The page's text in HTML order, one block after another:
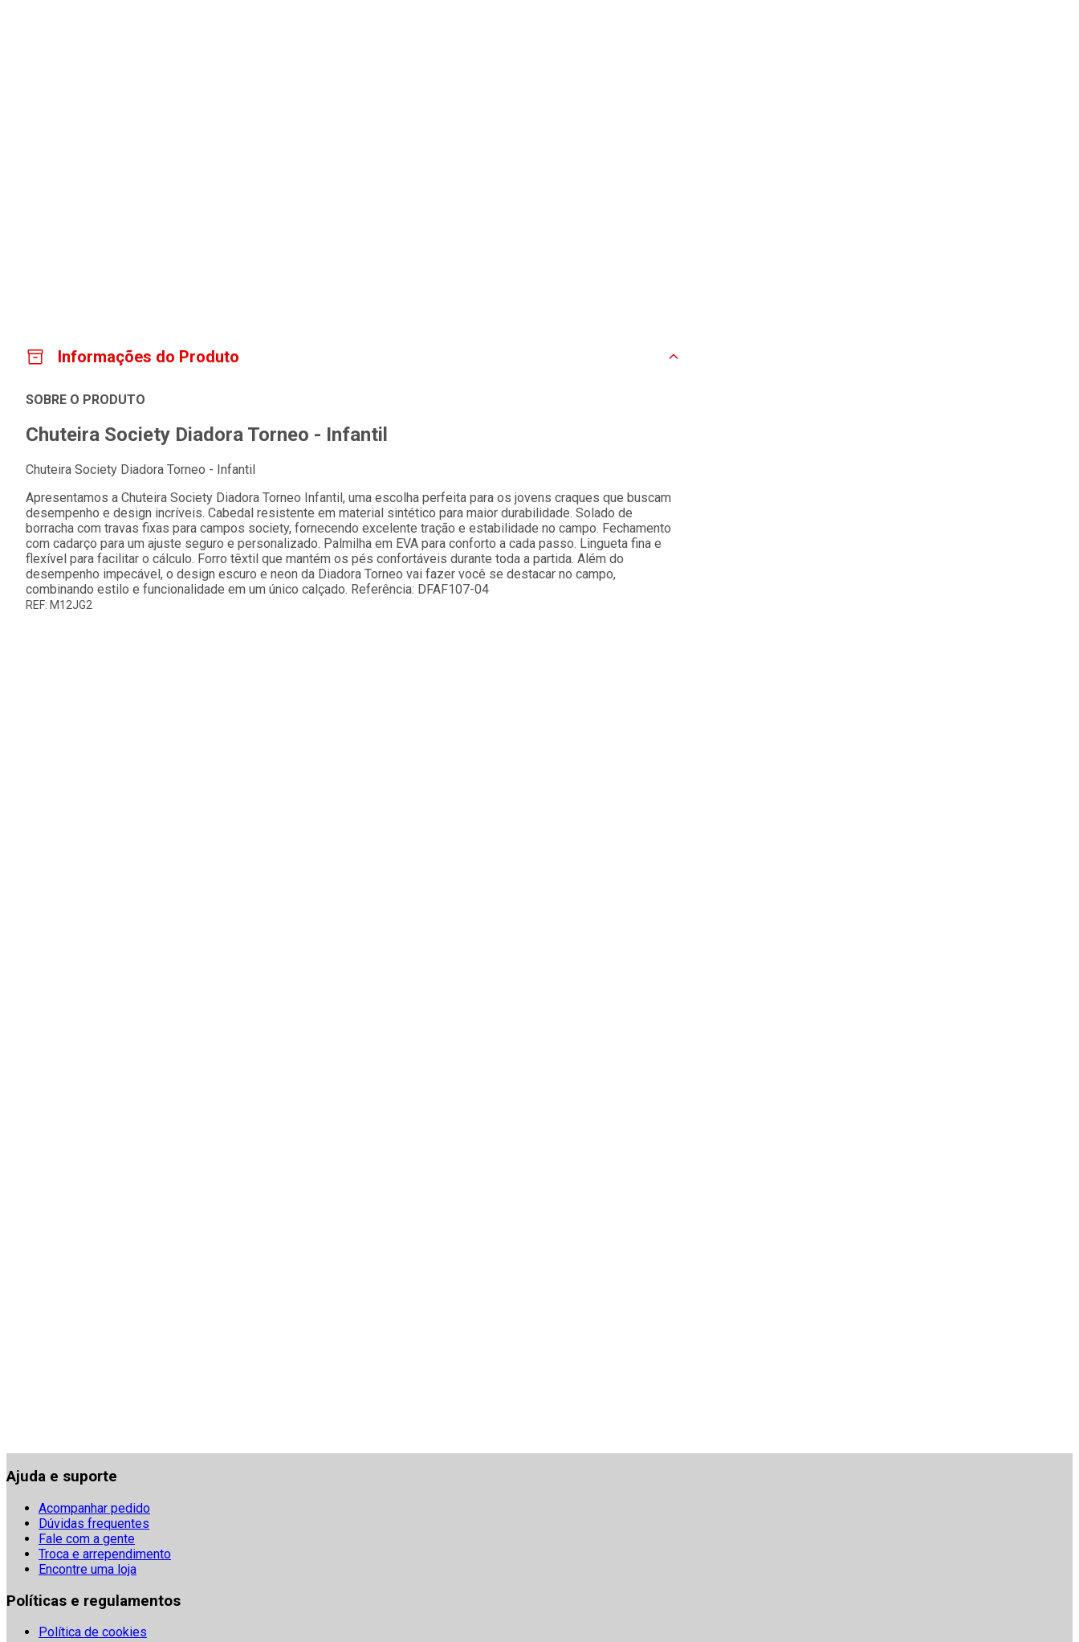
Informações do Produto
SOBRE O PRODUTO
Chuteira Society Diadora Torneo - Infantil
Chuteira Society Diadora Torneo - Infantil
Apresentamos a Chuteira Society Diadora Torneo Infantil, uma escolha perfeita para os jovens craques que buscam
desempenho e design incríveis. Cabedal resistente em material sintético para maior durabilidade. Solado de
borracha com travas fixas para campos society, fornecendo excelente tração e estabilidade no campo. Fechamento
com cadarço para um ajuste seguro e personalizado. Palmilha em EVA para conforto a cada passo. Lingueta fina e
flexível para facilitar o cálculo. Forro têxtil que mantém os pés confortáveis durante toda a partida. Além do
desempenho impecável, o design escuro e neon da Diadora Torneo vai fazer você se destacar no campo,
combinando estilo e funcionalidade em um único calçado. Referência: DFAF107-04
REF: M12JG2
Ajuda e suporte
Acompanhar pedido
Dúvidas frequentes
Fale com a gente
Troca e arrependimento
Encontre uma loja
Políticas e regulamentos
Política de cookies